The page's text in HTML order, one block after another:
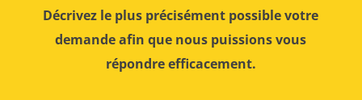
Décrivez le plus précisément possible votre
demande afin que nous puissions vous
répondre efficacement.